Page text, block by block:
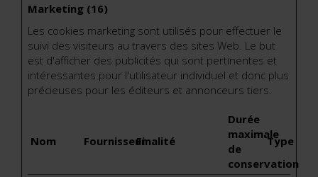
Marketing (16)
Les cookies marketing sont utilisés pour effectuer le
suivi des visiteurs au travers des sites Web. Le but
est d'afficher des publicités qui sont pertinentes et
intéressantes pour l'utilisateur individuel et donc plus
précieuses pour les éditeurs et annonceurs tiers.
Nom FournisseurFinalité
Durée
maximale
de
conservation
Type